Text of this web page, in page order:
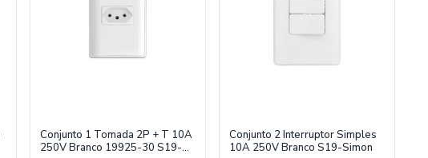
Conjunto 1 Tomada 2P + T 10A
250V Branco 19925-30 S19-
Conjunto 2 Interruptor Simples
10A 250V Branco S19-Simon